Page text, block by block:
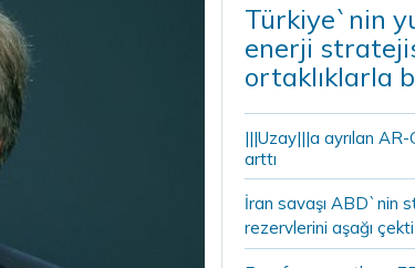
Türkiye`nin
enerji
ortaklıklarla
|||Uzay|||a ayrılan
arttı
İran savaşı ABD`nin
rezervlerini aşağı çekti